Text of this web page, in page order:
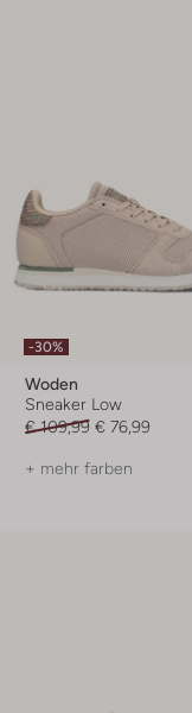
-30%
Woden
Sneaker Low
€ 109,99 € 76,99
+ mehr farben